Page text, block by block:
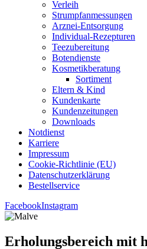
Ver­leih
Strumpfan­mes­sun­gen
Arz­n­ei-Ent­­sor­­gung
Indi­­vi­­du­al-Rezep­­tu­­ren
Tee­zu­be­rei­tung
Boten­diens­te
Kos­me­tik­be­ra­tung
Sor­ti­ment
Eltern & Kind
Kun­den­kar­te
Kun­den­zei­tun­gen
Down­loads
Not­dienst
Kar­rie­re
Impres­sum
Coo­kie-Rich­t­­li­­nie (EU)
Datenschutz­erklärung
Bestell­ser­vice
FacebookInstagram
Erho­lungs­be­reich mit